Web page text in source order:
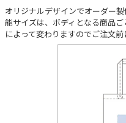
オリジナルデザインでオーダー
能サイズは、ボディとなる商品
によって変わりますのでご注文前